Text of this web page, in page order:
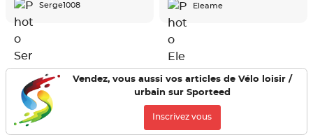
Serge1008 Eleame
Vendez, vous aussi vos articles de Vélo loisir /
urbain sur Sporteed
Inscrivez vous